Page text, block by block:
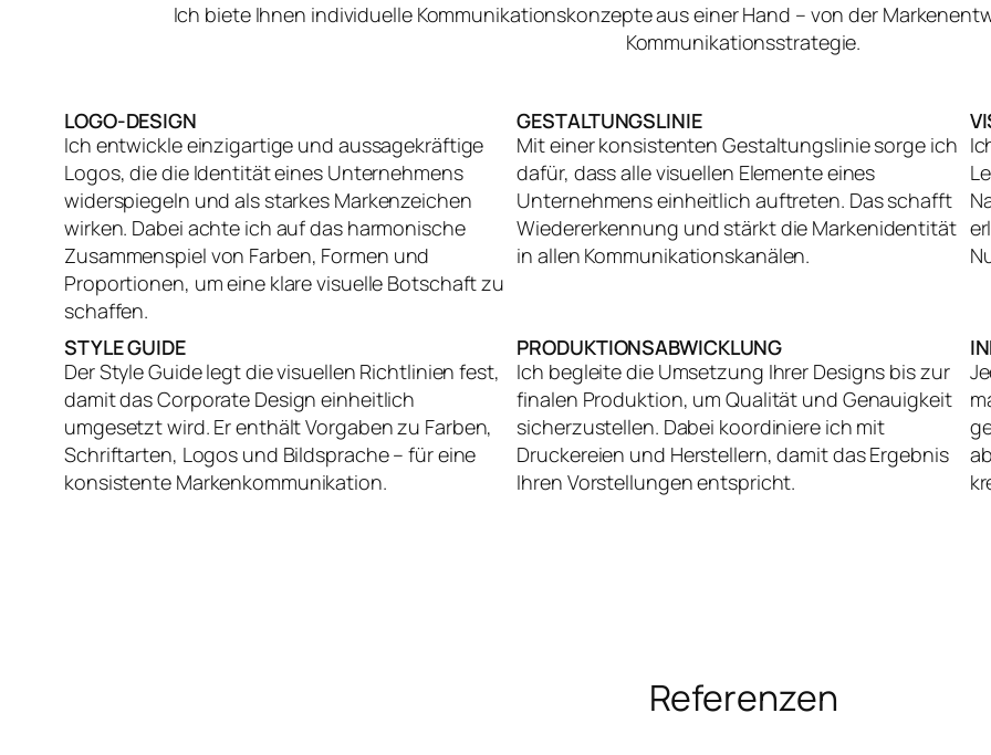
Ich biete Ihnen individuelle Kommunikationskonzepte aus einer Hand – von der
Kommunikationsstrategie.
LOGO-DESIGN
Ich entwickle einzigartige und aussagekräftige
Logos, die die Identität eines Unternehmens
widerspiegeln und als starkes Markenzeichen
wirken. Dabei achte ich auf das harmonische
Zusammenspiel von Farben, Formen und
Proportionen, um eine klare visuelle Botschaft zu
schaffen.
GESTALTUNGSLINIE
Mit einer konsistenten Gestaltungslinie sorge ich
dafür, dass alle visuellen Elemente eines
Unternehmens einheitlich auftreten. Das schafft
Wiedererkennung und stärkt die Markenidentität
in allen Kommunikationskanälen.
STYLE GUIDE
Der Style Guide legt die visuellen Richtlinien fest,
damit das Corporate Design einheitlich
umgesetzt wird. Er enthält Vorgaben zu Farben,
Schriftarten, Logos und Bildsprache – für eine
konsistente Markenkommunikation.
PRODUKTIONSABWICKLUNG
Ich begleite die Umsetzung Ihrer Designs bis zur
finalen Produktion, um Qualität und Genauigkeit
sicherzustellen. Dabei koordiniere ich mit
Druckereien und Herstellern, damit das Ergebnis
Ihren Vorstellungen entspricht.
Referenzen